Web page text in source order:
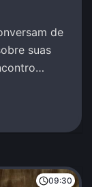
de
suas
09:30